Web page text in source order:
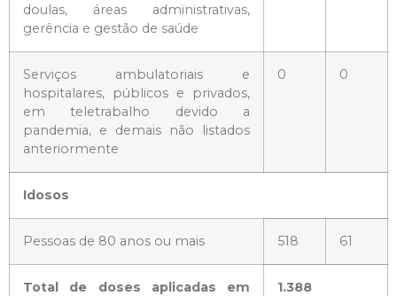
doulas, áreas administrativas,
gerência e gestão de saúde
Serviços ambulatoriais e
hospitalares, públicos e privados,
em teletrabalho devido a
pandemia, e demais não listados
anteriormente
0 0
Idosos
Pessoas de 80 anos ou mais 518 61
Total de doses aplicadas em
1.388